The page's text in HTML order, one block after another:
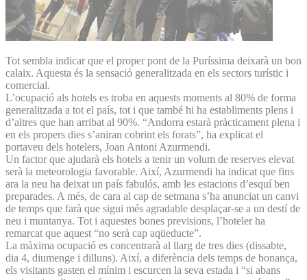
Tot sembla indicar que el proper pont de la Puríssima deixarà un bon
calaix. Aquesta és la sensació generalitzada en els sectors turístic i
comercial.
L’ocupació als hotels es troba en aquests moments al 80% de forma
generalitzada a tot el país, tot i que també hi ha establiments plens i
d’altres que han arribat al 90%. “Andorra estarà pràcticament plena i
en els propers dies s’aniran cobrint els forats”, ha explicat el
portaveu dels hotelers, Joan Antoni Azurmendi.
Un factor que ajudarà els hotels a tenir un volum de reserves elevat
serà la meteorologia favorable. Així, Azurmendi ha indicat que fins
ara la neu ha deixat un país fabulós, amb les estacions d’esquí ben
preparades. A més, de cara al cap de setmana s’ha anunciat un canvi
de temps que farà que sigui més agradable desplaçar-se a un destí de
neu i muntanya. Tot i aquestes bones previsions, l’hoteler ha
remarcat que aquest “no serà cap aqüeducte”.
La màxima ocupació es concentrarà al llarg de tres dies (dissabte,
dia 4, diumenge i dilluns). Així, a diferència dels temps de bonança,
els visitants gasten el mínim i escurcen la seva estada i “si abans